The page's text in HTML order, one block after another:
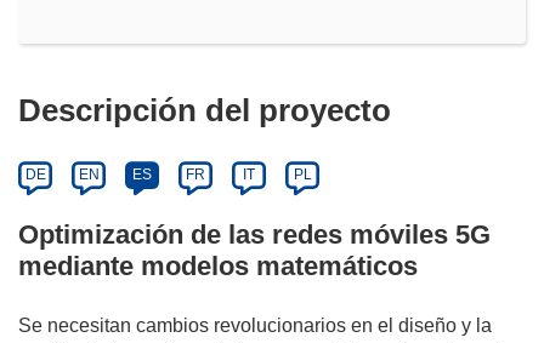
Descripción del proyecto
DE EN ES FR IT PL
Optimización de las redes móviles 5G
mediante modelos matemáticos
Se necesitan cambios revolucionarios en el diseño y la